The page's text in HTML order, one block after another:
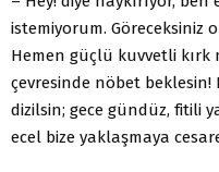
istemiyorum. Göreceksiniz
Hemen güçlü kuvvetli kırk
çevresinde nöbet
dizilsin; gece gündüz, fitili
ecel bize yaklaşmaya